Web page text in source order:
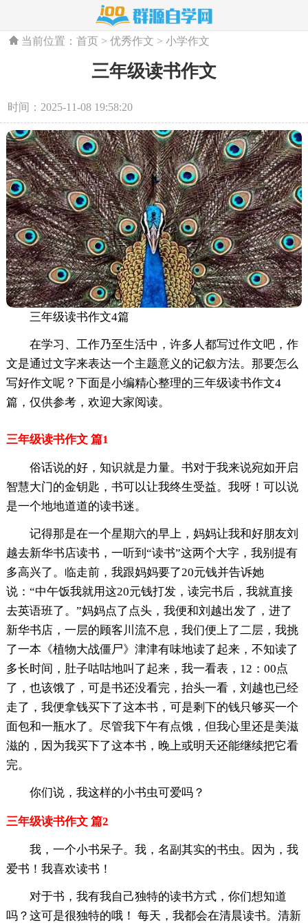
当前位置：首页 >优秀作文 >小学作文
三年级读书作文
时间：2025-11-08 19:58:20
三年级读书作文4篇
在学习、工作乃至生活中，许多人都写过作文吧，作
文是通过文字来表达一个主题意义的记叙方法。那要怎么
写好作文呢？下面是小编精心整理的三年级读书作文4
篇，仅供参考，欢迎大家阅读。
三年级读书作文 篇1
俗话说的好，知识就是力量。书对于我来说宛如开启
智慧大门的金钥匙，书可以让我终生受益。我呀！可以说
是一个地地道道的读书迷。
记得那是在一个星期六的早上，妈妈让我和好朋友刘
越去新华书店读书，一听到“读书”这两个大字，我别提有
多高兴了。临走前，我跟妈妈要了20元钱并告诉她
说：“中午饭我就用这20元钱打发，读完书后，我就直接
去英语班了。”妈妈点了点头，我便和刘越出发了，进了
新华书店，一层的顾客川流不息，我们便上了二层，我挑
了一本《植物大战僵尸》津津有味地读了起来，不知读了
多长时间，肚子咕咕地叫了起来，我一看表，12：00点
了，也该饿了，可是书还没看完，抬头一看，刘越也已经
走了，我便拿钱买下了这本书，可是剩下的钱只够买一个
面包和一瓶水了。尽管我下午有点饿，但我心里还是美滋
滋的，因为我买下了这本书，晚上或明天还能继续把它看
完。
你们说，我这样的小书虫可爱吗？
三年级读书作文 篇2
我，一个小书呆子。我，名副其实的书虫。因为，我
爱书！我喜欢读书！
对于书，我有我自己独特的读书方式，你们想知道
吗？这可是很独特的哦！ 每天，我都会在清晨读书。清新